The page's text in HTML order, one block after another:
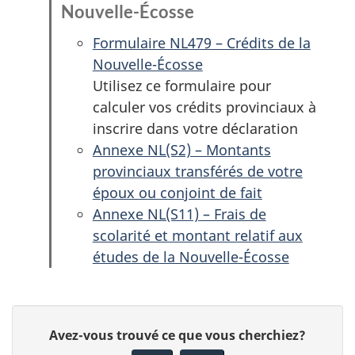
Nouvelle-Écosse
Formulaire NL479 – Crédits de la
Nouvelle-Écosse
Utilisez ce formulaire pour
calculer vos crédits provinciaux à
inscrire dans votre déclaration
Annexe NL(S2) – Montants
provinciaux transférés de votre
époux ou conjoint de fait
Annexe NL(S11) – Frais de
scolarité et montant relatif aux
études de la Nouvelle-Écosse
Avez-vous trouvé ce que vous cherchiez?